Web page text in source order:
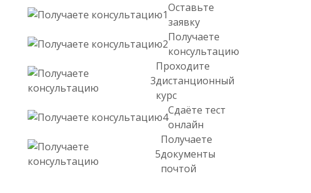
1
Оставьте
заявку
2
Получаете
консультацию
3
Проходите
дистанционный
курс
4
Сдаёте тест
онлайн
5
Получаете
документы
почтой